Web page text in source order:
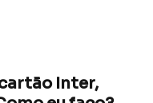
Inter,